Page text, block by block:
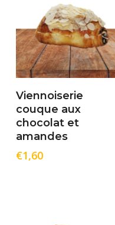
Lire La Suite
Viennoiserie
couque aux
chocolat et
amandes
€1,60